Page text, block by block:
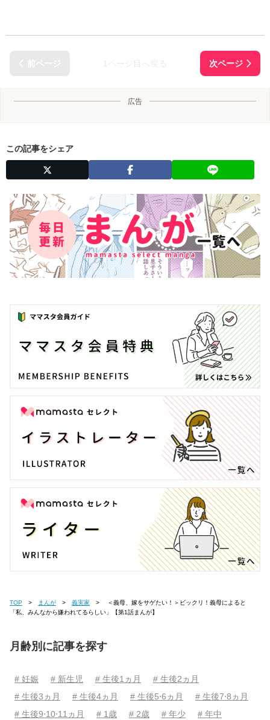
広告
この記事をシェア
TOP まんが 義実家
「私、みんなから嫌われてるらしい」【第1話まんが】
月齢別に記事を探す
# 妊娠 # 新生児 # 生後1ヵ月
# 生後2ヵ月
# 生後3ヵ月
# 生後4ヵ月 # 生後5⋅6ヵ月
# 生後7⋅8ヵ月
# 生後9⋅10⋅11ヵ月
# 1歳 # 2歳 # 年少
# 年中